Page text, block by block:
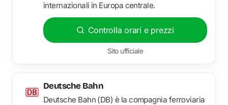
internazionali in Europa centrale.
Controlla orari e prezzi
Sito ufficiale
Deutsche Bahn
Deutsche Bahn (DB) è la compagnia ferroviaria